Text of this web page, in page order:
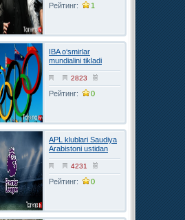
Рейтинг: 1
IBA o‘smirlar
mundialini tikladi
2823
Рейтинг: 0
APL klublari Saudiya
Arabistoni ustidan
FIFAga shikoyat
qilmoqchi4231
Рейтинг: 0